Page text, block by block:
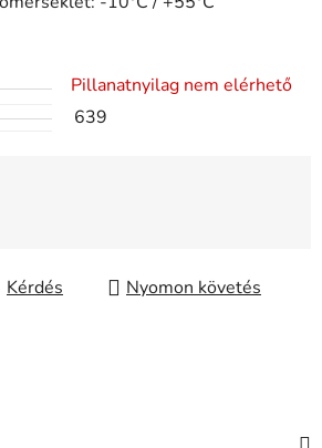
Pillanatnyilag nem elérhető
639
Kérdés
Nyomon követés